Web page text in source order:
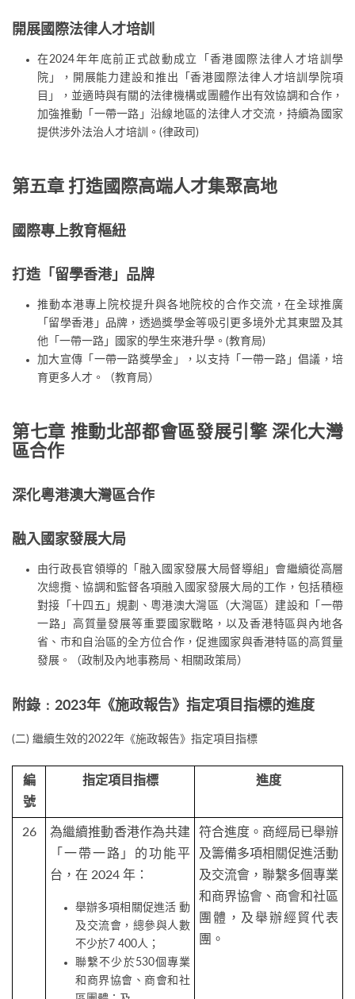
開展國際法律人才培訓
在2024年年底前正式啟動成立「香港國際法律人才培訓學
院」，開展能力建設和推出「香港國際法律人才培訓學院項
目」，並適時與有關的法律機構或團體作出有效協調和合作，
加強推動「一帶一路」沿線地區的法律人才交流，持續為國家
提供涉外法治人才培訓。(律政司)
第五章 打造國際高端人才集聚高地
國際專上教育樞紐
打造「留學香港」品牌
推動本港專上院校提升與各地院校的合作交流，在全球推廣
「留學香港」品牌，透過獎學金等吸引更多境外尤其東盟及其
他「一帶一路」國家的學生來港升學。(教育局)
加大宣傳「一帶一路獎學金」，以支持「一帶一路」倡議，培
育更多人才。（教育局）
第七章 推動北部都會區發展引擎 深化大灣
區合作
深化粵港澳大灣區合作
融入國家發展大局
由行政長官領導的「融入國家發展大局督導組」會繼續從高層
次總攬、協調和監督各項融入國家發展大局的工作，包括積極
對接「十四五」規劃、粵港澳大灣區（大灣區）建設和「一帶
一路」高質量發展等重要國家戰略，以及香港特區與內地各
省、市和自治區的全方位合作，促進國家與香港特區的高質量
發展。（政制及內地事務局、相關政策局）
附錄﹕2023年《施政報告》指定項目指標的進度
(二) 繼續生效的2022年《施政報告》指定項目指標
編
號
指定項目指標 進度
26
為繼續推動香港作為共建
「一帶一路」的功能平
台，在 2024 年：
舉辦多項相關促進活 動
及交流會，總參與人數
不少於7 400人；
聯繫不少於530個專業
和商界協會、商會和社
符合進度。商經局已舉辦
及籌備多項相關促進活動
及交流會，聯繫多個專業
和商界協會、商會和社區
團體，及舉辦經貿代表
團。